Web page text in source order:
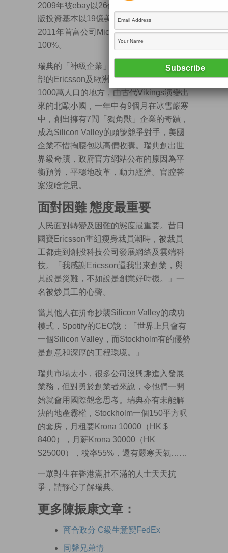
2009年被ebay以26億美元收購；2009年
版投資基本以19億美元從ebay購入65%；
2011年首富公司Microsoft以85億收購
100%。
瑞典的「神級企業」還有曾經人人手有一
部的Ericsson及歐洲名車Volvo。一個不到
1000萬人口的地方，由古代Vikings演變出
來的北歐小國，一年中有9個月在冰雪嚴寒
中，創出擁有7間「獨角獸」企業的奇蹟，
成為Silicon Valley的頭號競爭對手，美國
企業不惜掏腰包以高價收購。瑞典創出世
界級奇蹟，政府官方網站公布的原因為平
衡預算，平穩地改革，動力經濟。官腔答
案沒啥意思。
面對困難 態度最重要
人民面對轉變及困難的態度最重要。昔日
國寶Ericsson重組瘦身裁員潮時，被裁員
工都走到創投科技公司發展網絡及雲端科
技。「我感謝Ericsson逼我出來創業，與
其說是災難，不如說是創業好時機。」一
名被炒員工的心聲。
當其他人在拚命抄襲Silicon Valley的成功
模式，Spotify的CEO說：「世界上只會有
一個Silicon Valley，而Stockholm有的優勢
是創意和深厚的工程環境。」
瑞典市場太小，很多公司沒興趣進入發展
業務，但對勇於創業者來說，令他們一開
始就會用國際觀念思考。瑞典亦有未能解
決的地產霸權，Stockholm一個150平方呎
的套房，月租要Krona 10000（HK $
8400），月薪Krona 30000（HK
$25000），稅率55%，還有嚴寒天氣……
一眾對生在香港滿肚不滿的人士天天抗
爭，請靜心了解瑞典。
更多陳振康文章：
商合政分 C級生意變FedEx
同聲兄弟情